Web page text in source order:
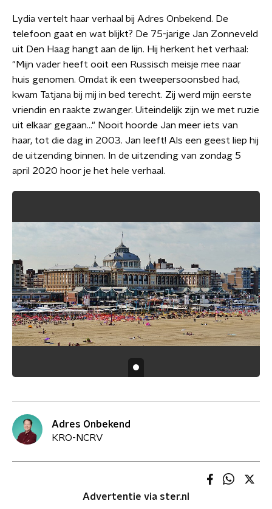
Lydia vertelt haar verhaal bij Adres Onbekend. De
telefoon gaat en wat blijkt? De 75-jarige Jan Zonneveld
uit Den Haag hangt aan de lijn. Hij herkent het verhaal:
"Mijn vader heeft ooit een Russisch meisje mee naar
huis genomen. Omdat ik een tweepersoonsbed had,
kwam Tatjana bij mij in bed terecht. Zij werd mijn eerste
vriendin en raakte zwanger. Uiteindelijk zijn we met ruzie
uit elkaar gegaan..." Nooit hoorde Jan meer iets van
haar, tot die dag in 2003. Jan leeft! Als een geest liep hij
de uitzending binnen. In de uitzending van zondag 5
april 2020 hoor je het hele verhaal.
Adres Onbekend
KRO-NCRV
Advertentie via ster.nl